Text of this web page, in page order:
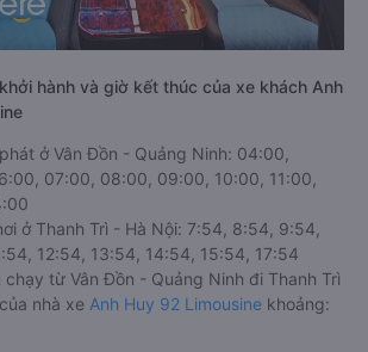
hành và giờ kết thúc của xe khách Anh
ở Vân Đồn - Quảng Ninh: 04:00,
07:00, 08:00, 09:00, 10:00, 11:00,
ở Thanh Trì - Hà Nội: 7:54, 8:54, 9:54,
12:54, 13:54, 14:54, 15:54, 17:54
chạy từ Vân Đồn - Quảng Ninh đi Thanh Trì
nhà xe Anh Huy 92 Limousine khoảng: